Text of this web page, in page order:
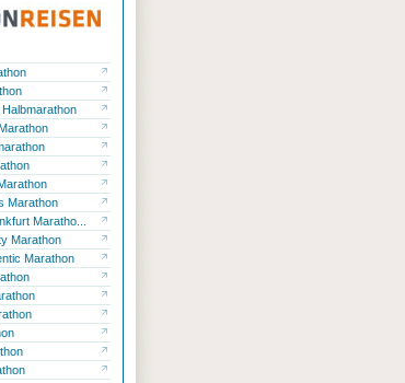
Marathon
Maratho...
Marathon
Marathon